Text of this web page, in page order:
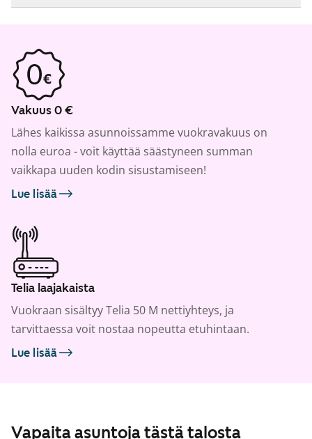
Vakuus 0 €
Lähes kaikissa asunnoissamme vuokravakuus on
nolla euroa - voit käyttää säästyneen summan
vaikkapa uuden kodin sisustamiseen!
Lue lisää
Telia laajakaista
Vuokraan sisältyy Telia 50 M nettiyhteys, ja
tarvittaessa voit nostaa nopeutta etuhintaan.
Lue lisää
Vapaita asuntoja tästä talosta